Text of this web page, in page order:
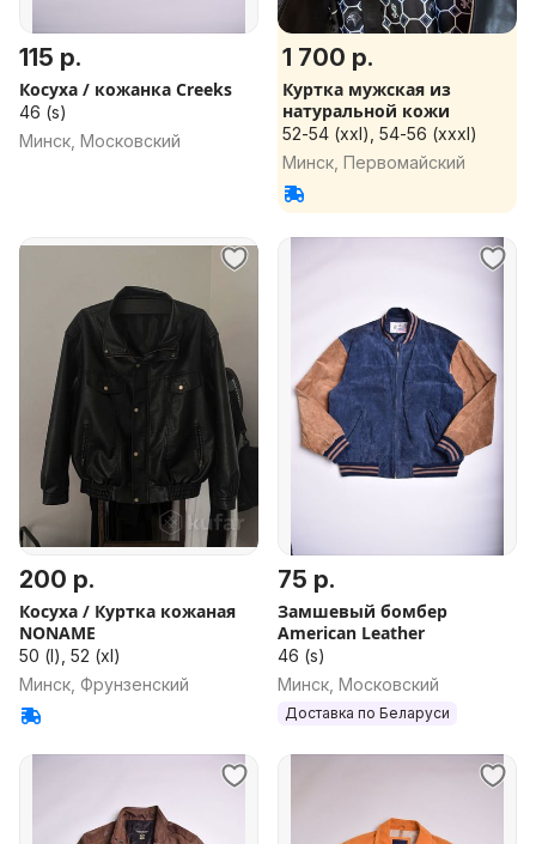
115 р.
Косуха / кожанка Creeks
46 (s)
Минск, Московский
1 700 р.
Куртка мужская из
натуральной кожи
52-54 (xxl), 54-56 (xxxl)
Минск, Первомайский
200 р.
Косуха / Куртка кожаная
NONAME
50 (l), 52 (xl)
Минск, Фрунзенский
75 р.
Замшевый бомбер
American Leather
46 (s)
Минск, Московский
Доставка по Беларуси